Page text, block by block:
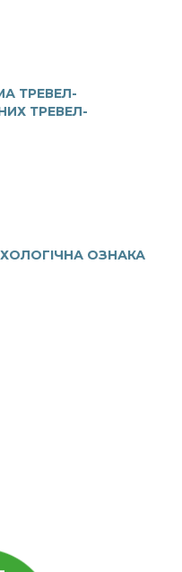
ТРЕВЕЛ-
ТРЕВЕЛ-
ОЗНАКА